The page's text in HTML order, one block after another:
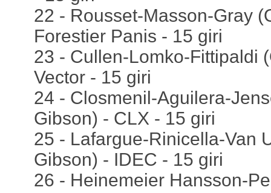
22 - Rousset-Masson-Gray
Forestier Panis - 15 giri
23 - Cullen-Lomko-Fittipaldi
Vector - 15 giri
24 - Closmenil-Aguilera-
Gibson) - CLX - 15 giri
25 - Lafargue-Rinicella-Van
Gibson) - IDEC - 15 giri
26 - Heinemeier Hansson-